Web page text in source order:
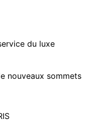
du luxe
nouveaux sommets